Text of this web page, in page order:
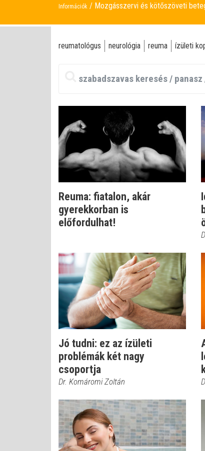
Információk Mozgásszervi és kötőszöveti
reumatológus neurológia reuma ízületi
Reuma: fiatalon, akár
gyerekkorban is
előfordulhat!
Jó tudni: ez az ízületi
problémák két nagy
csoportja
Dr. Komáromi Zoltán